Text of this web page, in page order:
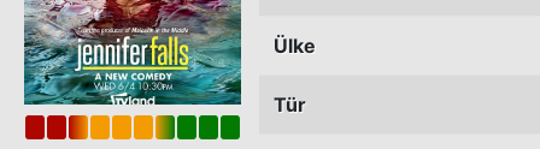
Ülke
Tür